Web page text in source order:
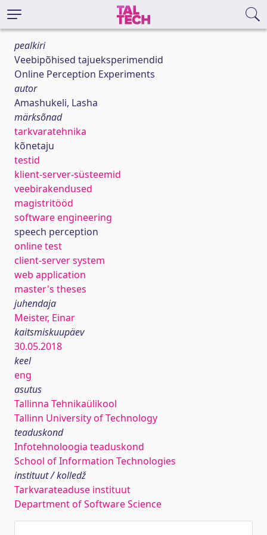
pealkiri
Veebipõhised tajueksperimendid
Online Perception Experiments
autor
Amashukeli, Lasha
märksõnad
tarkvaratehnika
kõnetaju
testid
klient-server-süsteemid
veebirakendused
magistritööd
software engineering
speech perception
online test
client-server system
web application
master's theses
juhendaja
Meister, Einar
kaitsmiskuupäev
30.05.2018
keel
eng
asutus
Tallinna Tehnikaülikool
Tallinn University of Technology
teaduskond
Infotehnoloogia teaduskond
School of Information Technologies
instituut / kolledž
Tarkvarateaduse instituut
Department of Software Science